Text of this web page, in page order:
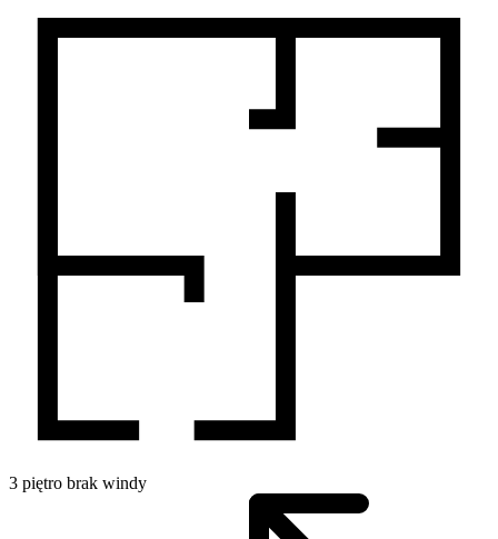
3 piętro brak windy